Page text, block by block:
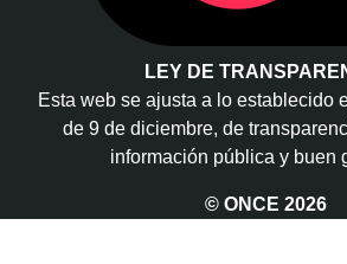
LEY DE
Esta web se ajusta a lo establecido
de 9 de diciembre, de
información pública y buen
© ONCE 2026